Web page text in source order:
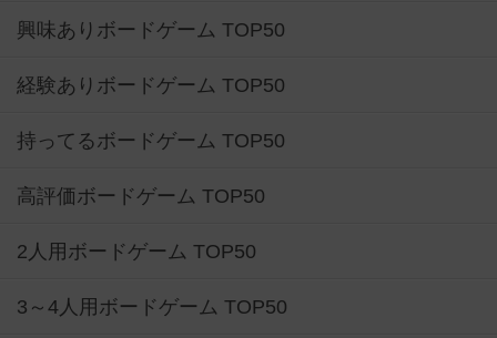
興味ありボードゲーム TOP50
経験ありボードゲーム TOP50
持ってるボードゲーム TOP50
高評価ボードゲーム TOP50
2人用ボードゲーム TOP50
3～4人用ボードゲーム TOP50